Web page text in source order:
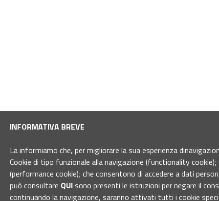
INFORMATIVA BREVE
La informiamo che, per migliorare la sua esperienza
Cookie di tipo funzionale alla navigazione (functionality
(performance cookie); che consentono di accedere a dati
può consultare QUIsono presenti le istruzioni per negare il
continuando la navigazione, saranno attivati tutti i cookie